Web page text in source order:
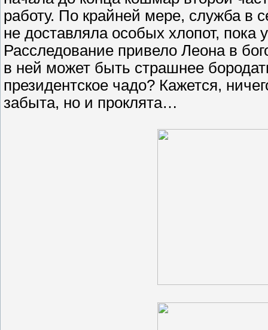
работу. По крайней мере, служба в
не доставляла особых хлопот, пока
Расследование привело Леона в
в ней может быть страшнее
президентское чадо? Кажется,
забыта, но и проклята…